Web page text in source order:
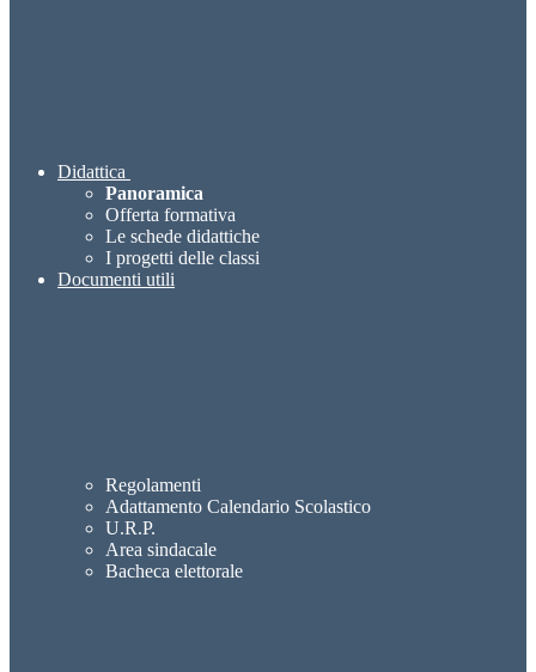
Didattica
Panoramica
Offerta formativa
Le schede didattiche
I progetti delle classi
Documenti utili
Regolamenti
Adattamento Calendario Scolastico
U.R.P.
Area sindacale
Bacheca elettorale